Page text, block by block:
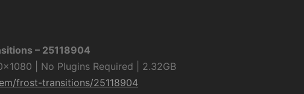
– 25118904
| No Plugins Required | 2.32GB
frost-transitions/25118904